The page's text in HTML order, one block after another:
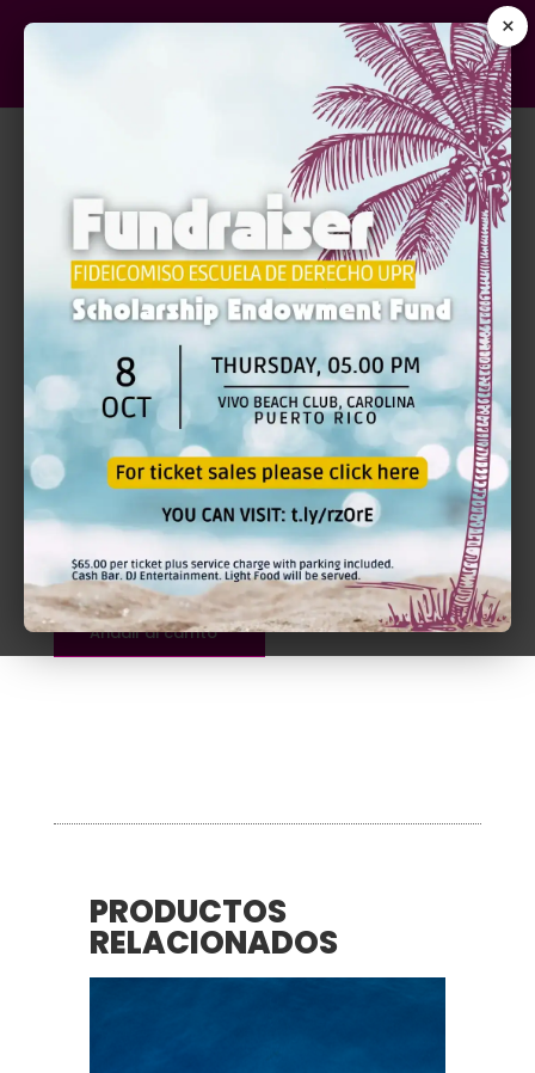
×
FEDERAL RULES OF EVIDENCE
| PRESENCIAL
$180.00
FederalAñadir al carrito
PRODUCTOS
RELACIONADOS